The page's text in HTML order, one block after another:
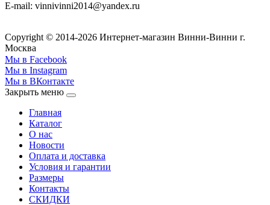
E-mail: vinnivinni2014@yandex.ru
Copyright © 2014-2026 Интернет-магазин Винни-Винни г.
Москва
Мы в Facebook
Мы в Instagram
Мы в ВКонтакте
Закрыть меню
Главная
Каталог
О нас
Новости
Оплата и доставка
Условия и гарантии
Размеры
Контакты
СКИДКИ